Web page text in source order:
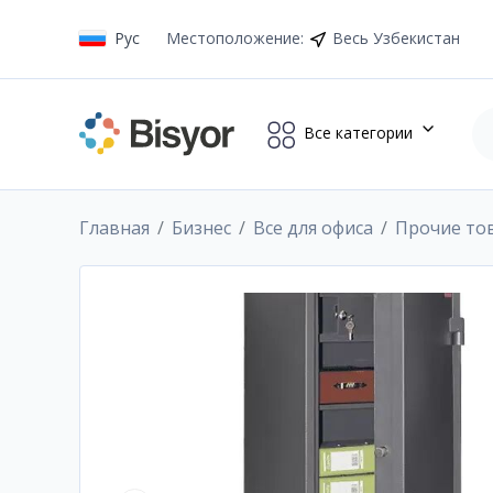
Рус Местоположение: Весь Узбекистан
Все категории
Главная Бизнес Все для офиса Прочие